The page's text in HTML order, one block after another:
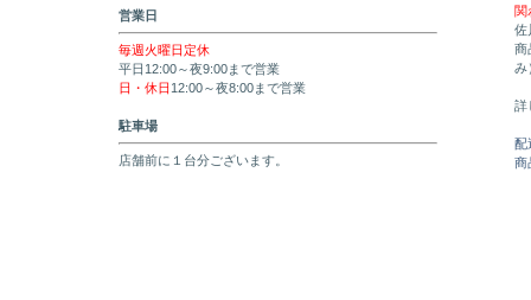
営業日
毎週火曜日定休
平日12:00～夜9:00まで営業
日・休日 12:00～夜8:00まで営業
駐車場
店舗前に１台分ございます。
関
佐
商
み
詳
配
商